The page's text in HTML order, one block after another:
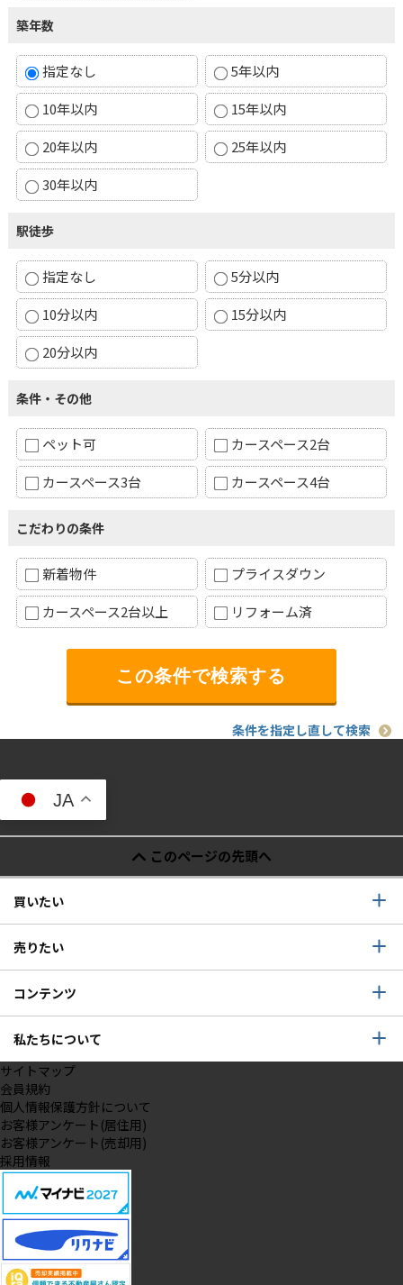
築年数
指定なし
5年以内
10年以内
15年以内
20年以内
25年以内
30年以内
駅徒歩
指定なし
5分以内
10分以内
15分以内
20分以内
条件・その他
ペット可
カースペース2台
カースペース3台
カースペース4台
こだわりの条件
新着物件
プライスダウン
カースペース2台以上
リフォーム済
条件を指定し直して検索
JA
このページの先頭へ
買いたい
売りたい
コンテンツ
私たちについて
サイトマップ
会員規約
個人情報保護方針について
お客様アンケート(居住用)
お客様アンケート(売却用)
採用情報